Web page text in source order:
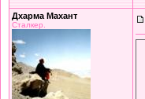
Дхарма Махант
Сталкер.